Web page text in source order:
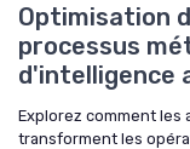
Optimisation
processus
d'intelligence
Explorez comment
transforment les